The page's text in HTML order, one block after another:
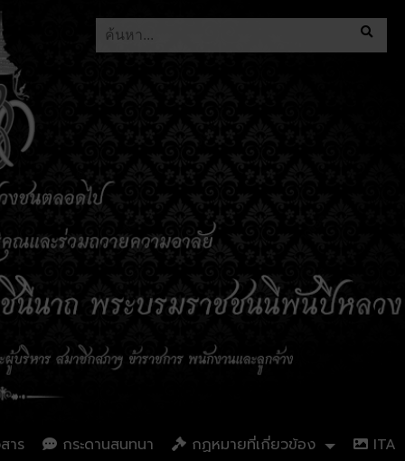
าร กระดานสนทนา กฏหมายที่เกี่ยวข้อง
ITA